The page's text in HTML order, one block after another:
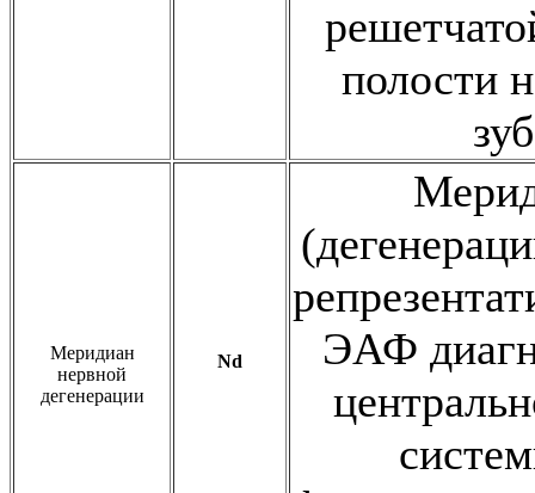
полости
Меридиан
нервной
дегенерации
Nd
ЭАФ